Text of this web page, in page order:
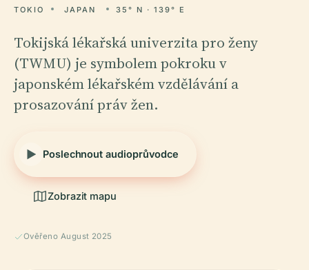
TOKIO JAPAN 35° N · 139° E
Tokijská lékařská univerzita pro ženy
(TWMU) je symbolem pokroku v
japonském lékařském vzdělávání a
prosazování práv žen.
Poslechnout audioprůvodce
Zobrazit mapu
Ověřeno August 2025